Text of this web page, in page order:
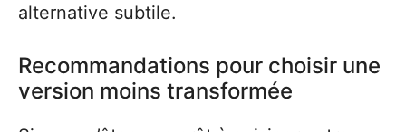
alternative subtile.
Recommandations pour choisir une
version moins transformée